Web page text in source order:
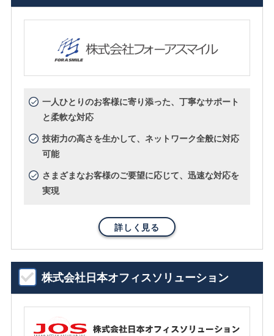
一人ひとりのお客様に寄り添った、丁寧なサポート
と柔軟な対応
技術力の高さを生かして、ネットワーク全般に対応
可能
さまざまなお客様のご要望に応じて、迅速な対応を
実現
詳しく見る
株式会社日本オフィスソリューション